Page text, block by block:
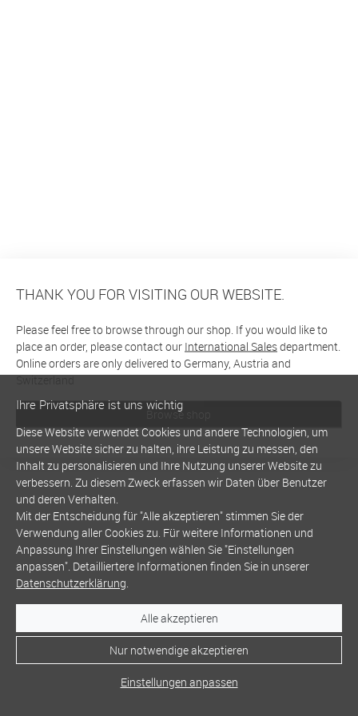
THANK YOU FOR VISITING OUR WEBSITE.
Please feel free to browse through our shop. If you would like to
place an order, please contact our International Salesdepartment.
Online orders are only delivered to Germany, Austria and
Switzerland
Browse shop
Ihre Privatsphäre ist uns wichtig
Diese Website verwendet Cookies und andere Technologien, um
unsere Website sicher zu halten, ihre Leistung zu messen, den
Inhalt zu personalisieren und Ihre Nutzung unserer Website zu
verbessern. Zu diesem Zweck erfassen wir Daten über Benutzer
und deren Verhalten.
Mit der Entscheidung für "Alle akzeptieren" stimmen Sie der
Verwendung aller Cookies zu. Für weitere Informationen und
Anpassung Ihrer Einstellungen wählen Sie "Einstellungen
anpassen". Detailliertere Informationen finden Sie in unserer
Datenschutzerklärung.
Alle akzeptieren
Nur notwendige akzeptieren
Einstellungen anpassen